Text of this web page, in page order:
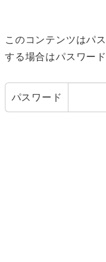
このコンテンツはパ
する場合はパスワー
パスワード